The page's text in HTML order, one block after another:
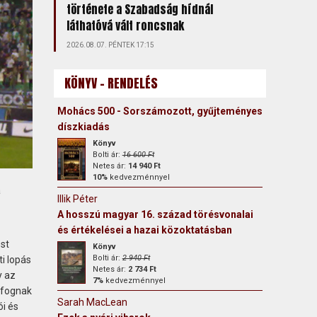
lopás
az
és
története a Szabadság hídnál
láthatóvá vált roncsnak
2026.08.07. PÉNTEK 17:15
KÖNYV - RENDELÉS
Mohács 500 - Sorszámozott, gyűjteményes
díszkiadás
Könyv
Bolti ár:16 600 Ft
Netes ár: 14 940 Ft
10%kedvezménnyel
Illik Péter
A hosszú magyar 16. század törésvonalai
és értékelései a hazai közoktatásban
Könyv
Bolti ár:2 940 Ft
Netes ár: 2 734 Ft
7%kedvezménnyel
Sarah MacLean